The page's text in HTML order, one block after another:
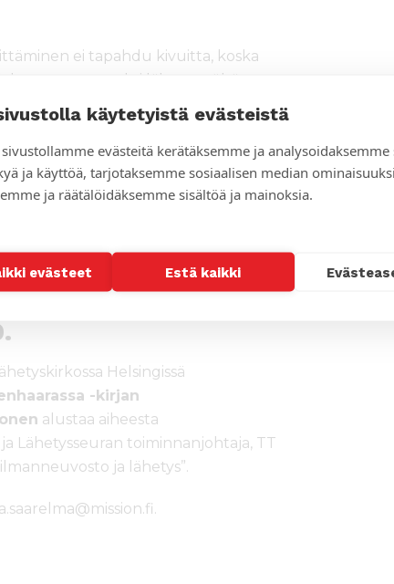
käytetyistä evästeistä
evästeitä kerätäksemme ja analysoidaksemme
ja käyttöä, tarjotaksemme sosiaalisen median
ja räätälöidäksemme sisältöä ja mainoksia.
evästeet Estä kaikki
ei tapahdu kivuitta, koska
vuoksi lähetystyöhön
dosentti, joka on toiminut
sihteerinä. Lähetysseura on
vai kääntymystä?
murtautumisesta
–
(2000).
Helsingissä
-kirjan
alustaa aiheesta
ja Lähetysseuran toiminnanjohtaja, TT
ja lähetys”.